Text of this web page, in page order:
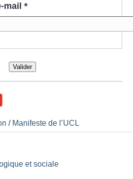
mail *
Valider
/ Manifeste de l’UCL
et sociale